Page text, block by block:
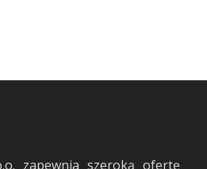
zapewnia szeroką ofertę